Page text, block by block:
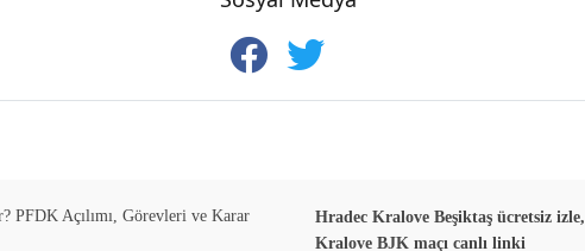
PFDK Açılımı, Görevleri ve Karar
Hradec Kralove Beşiktaş ücretsiz
Kralove BJK maçı canlı linki